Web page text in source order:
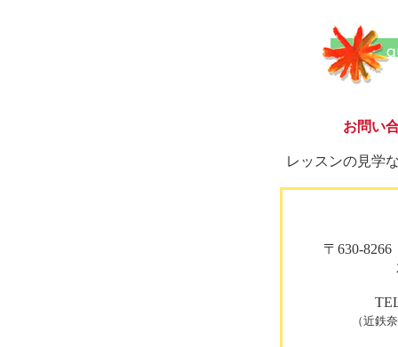
お問い
レッスンの見学
〒630-
（近鉄